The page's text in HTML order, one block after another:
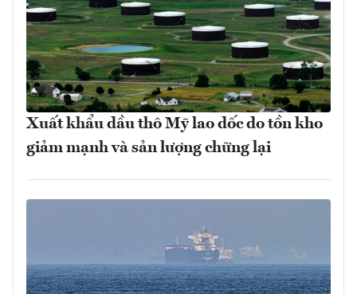
Xuất khẩu dầu thô Mỹ lao dốc do tồn kho
giảm mạnh và sản lượng chững lại